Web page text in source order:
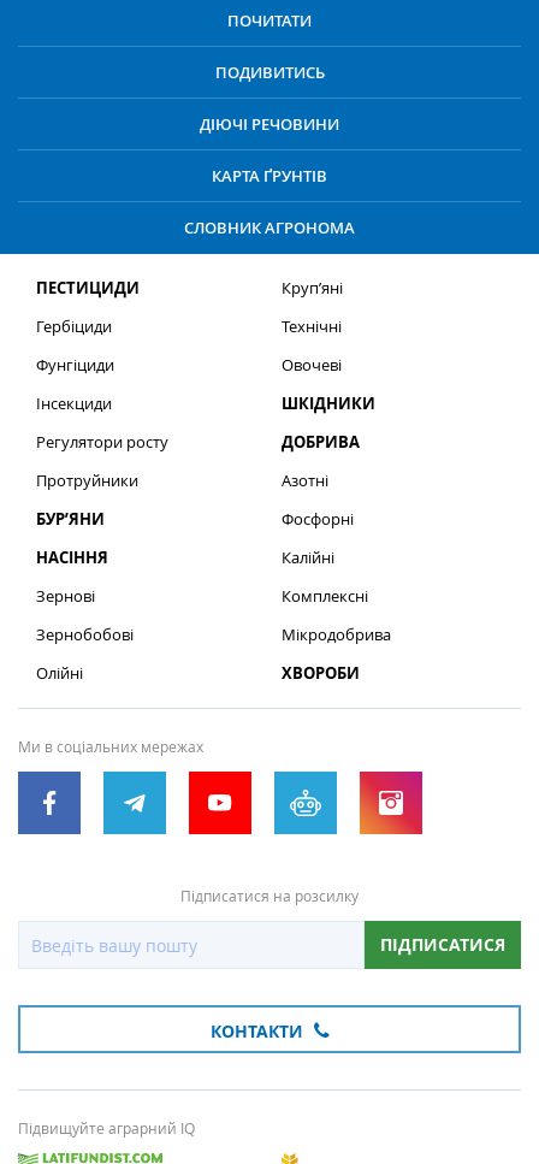
ПОЧИТАТИ
ПОДИВИТИСЬ
ДІЮЧІ РЕЧОВИНИ
КАРТА ҐРУНТІВ
СЛОВНИК АГРОНОМА
ПЕСТИЦИДИ
Гербіциди
Фунгіциди
Інсекциди
Регулятори росту
Протруйники
БУР’ЯНИ
НАСІННЯ
Зернові
Зернобобові
Олійні
Круп’яні
Технічні
Овочеві
ШКІДНИКИ
ДОБРИВА
Азотні
Фосфорні
Калійні
Комплексні
Мікродобрива
ХВОРОБИ
Ми в соціальних мережах
Підписатися на розсилку
ПІДПИСАТИСЯ
КОНТАКТИ
Підвищуйте аграрний IQ